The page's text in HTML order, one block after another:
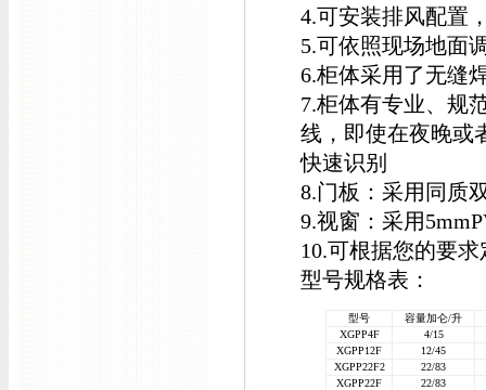
4.可安装排风配置
5.可依照现场地面
6.柜体采用了无缝
7.柜体有专业、规
线，即使在夜晚或
快速识别
8.门板：采用同质
9.视窗：采用
10.可根据您的要
型号规格表：
型号
容量加仑/升
XGPP4F
4/15
XGPP12F
12/45
XGPP22F2
22/83
XGPP22F
22/83